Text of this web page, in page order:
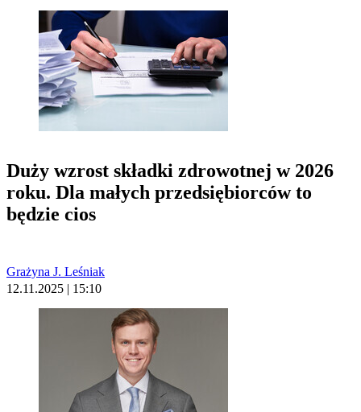
Duży wzrost składki zdrowotnej w 2026
roku. Dla małych przedsiębiorców to
będzie cios
Grażyna J. Leśniak
12.11.2025 | 15:10